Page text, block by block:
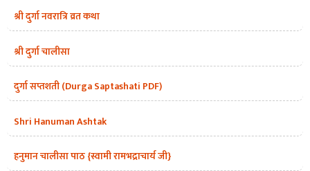
श्री दुर्गा नवरात्रि व्रत कथा
श्री दुर्गा चालीसा
दुर्गा सप्तशती (Durga Saptashati PDF)
Shri Hanuman Ashtak
हनुमान चालीसा पाठ {स्वामी रामभद्राचार्य जी}